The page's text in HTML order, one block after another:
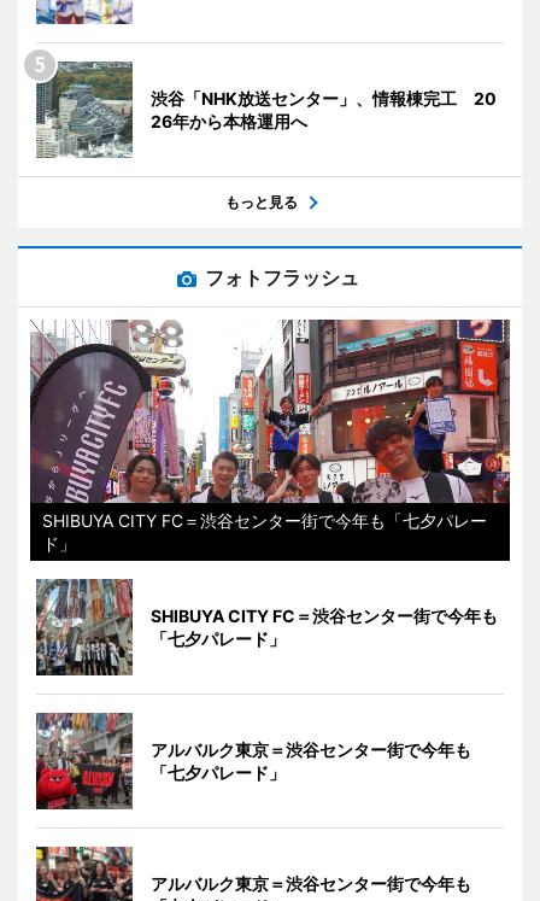
渋谷「NHK放送センター」、情報棟完工 20
26年から本格運用へ
もっと見る
フォトフラッシュ
SHIBUYA CITY FC＝渋谷センター街で今年も「七夕パレー
ド」
SHIBUYA CITY FC＝渋谷センター街で今年も
「七夕パレード」
アルバルク東京＝渋谷センター街で今年も
「七夕パレード」
アルバルク東京＝渋谷センター街で今年も